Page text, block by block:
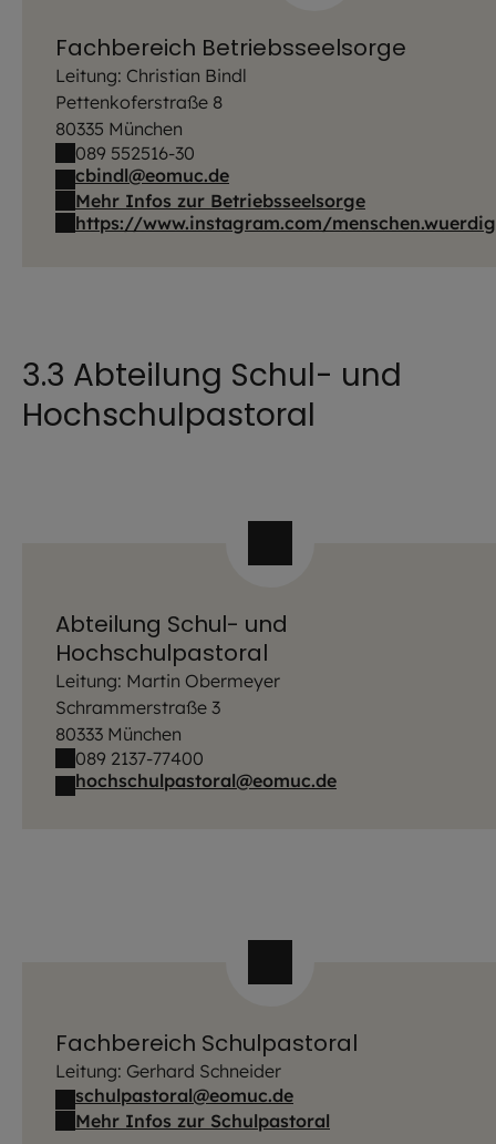
Fachbereich Betriebsseelsorge
Leitung: Christian Bindl
Pettenkoferstraße 8
80335 München
089 552516-30
cbindl@eomuc.de
Mehr Infos zur Betriebsseelsorge
https://www.instagram.com/
3.3 Abteilung Schul- und
Hochschulpastoral
Abteilung Schul- und
Hochschulpastoral
Leitung: Martin Obermeyer
Schrammerstraße 3
80333 München
089 2137-77400
hochschulpastoral@eomuc.de
Fachbereich Schulpastoral
Leitung: Gerhard Schneider
schulpastoral@eomuc.de
Mehr Infos zur Schulpastoral